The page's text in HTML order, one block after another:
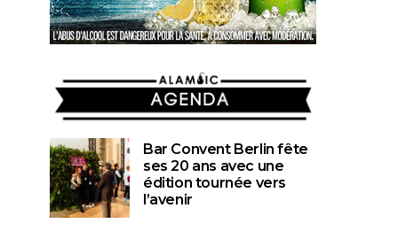
AGENDA
Bar Convent Berlin fête
ses 20 ans avec une
édition tournée vers
l’avenir